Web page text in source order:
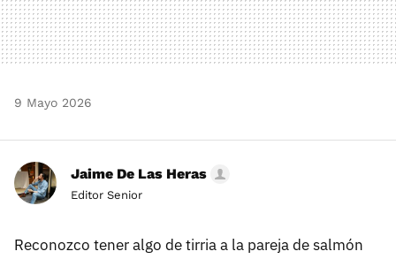
9 Mayo 2026
Jaime De Las Heras
Editor Senior
Reconozco tener algo de tirria a la pareja de salmón